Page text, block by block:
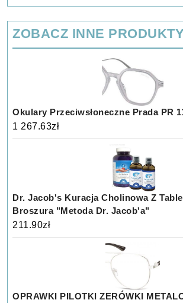
ZOBACZ INNE PRODUKTY
Okulary Przeciwsłoneczne Prada PR
1 267.63zł
Dr. Jacob's Kuracja Cholinowa Z
Broszura "Metoda Dr. Jacob'a"
211.90zł
OPRAWKI PILOTKI ZERÓWKI